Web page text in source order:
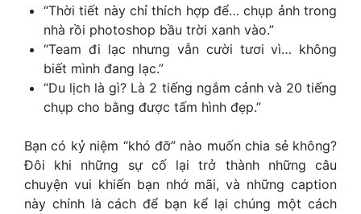
“Thời tiết này chỉ thích hợp để… chụp ảnh trong
nhà rồi photoshop bầu trời xanh vào.”
“Team đi lạc nhưng vẫn cười tươi vì… không
biết mình đang lạc.”
“Du lịch là gì? Là 2 tiếng ngắm cảnh và 20 tiếng
chụp cho bằng được tấm hình đẹp.”
Bạn có kỷ niệm “khó đỡ” nào muốn chia sẻ không?
Đôi khi những sự cố lại trở thành những câu
chuyện vui khiến bạn nhớ mãi, và những caption
này chính là cách để bạn kể lại chúng một cách